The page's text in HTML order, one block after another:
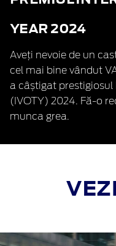
YEAR 2024
Aveți nevoie de un
cel mai bine vândut
a câștigat prestigiosul
(IVOTY) 2024. Fă-o
munca grea.